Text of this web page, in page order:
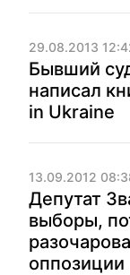
29.08.2013
Бывший
написал
in Ukraine
13.09.2012
Депутат
выборы,
оппозиции